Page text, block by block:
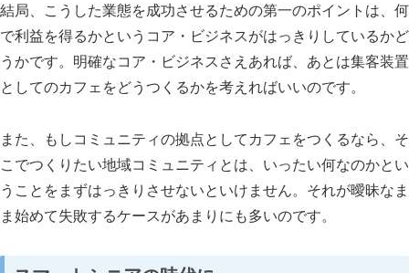
結局、こうした業態を成功させるための第一のポイントは、何
で利益を得るかというコア・ビジネスがはっきりしているかど
うかです。明確なコア・ビジネスさえあれば、あとは集客装置
としてのカフェをどうつくるかを考えればいいのです。
また、もしコミュニティの拠点としてカフェをつくるなら、そ
こでつくりたい地域コミュニティとは、いったい何なのかとい
うことをまずはっきりさせないといけません。それが曖昧なま
ま始めて失敗するケースがあまりにも多いのです。